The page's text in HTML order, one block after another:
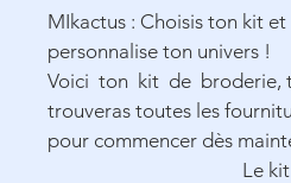
MIkactus : Choisis ton kit et
personnalise ton univers !
Voici ton kit de broderie,
trouveras toutes les
pour commencer dès
Le kit